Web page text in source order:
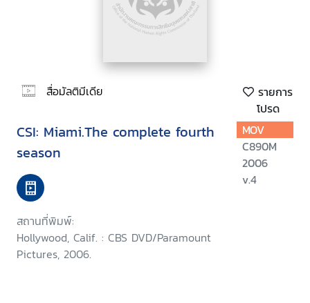
สื่อมัลติมีเดีย
รายการ
โปรด
CSI: Miami.The complete fourth
season
สถานที่พิมพ์:
Hollywood, Calif. : CBS DVD/Paramount
Pictures, 2006.
MOV
C890M
2006
v.4